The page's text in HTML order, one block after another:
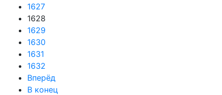
1627
1628
1629
1630
1631
1632
Вперёд
В конец